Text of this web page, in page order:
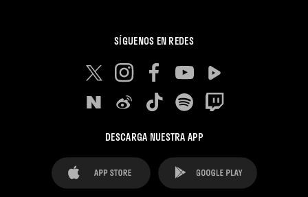
SÍGUENOS EN REDES
DESCARGA NUESTRA APP